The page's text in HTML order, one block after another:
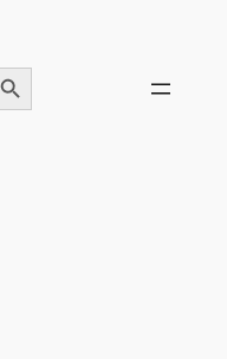
Button